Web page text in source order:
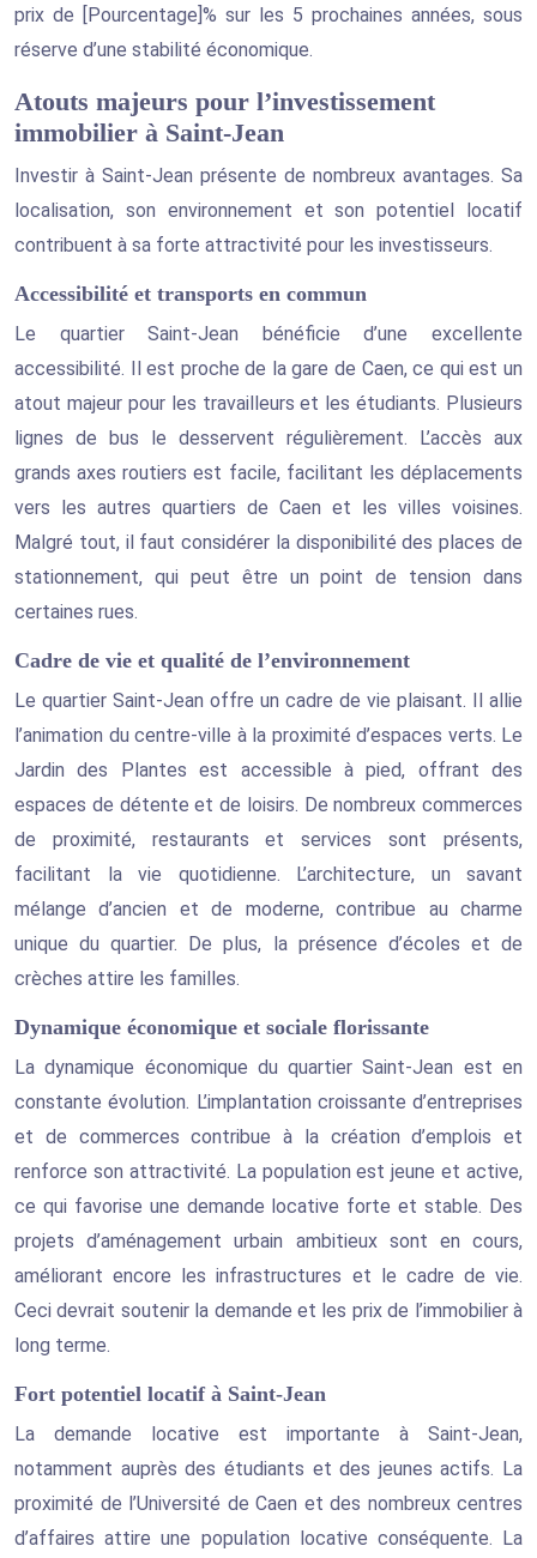
prix de [Pourcentage]% sur les 5 prochaines années, sous
réserve d’une stabilité économique.
Atouts majeurs pour l’investissement
immobilier à Saint-Jean
Investir à Saint-Jean présente de nombreux avantages. Sa
localisation, son environnement et son potentiel locatif
contribuent à sa forte attractivité pour les investisseurs.
Accessibilité et transports en commun
Le quartier Saint-Jean bénéficie d’une excellente
accessibilité. Il est proche de la gare de Caen, ce qui est un
atout majeur pour les travailleurs et les étudiants. Plusieurs
lignes de bus le desservent régulièrement. L’accès aux
grands axes routiers est facile, facilitant les déplacements
vers les autres quartiers de Caen et les villes voisines.
Malgré tout, il faut considérer la disponibilité des places de
stationnement, qui peut être un point de tension dans
certaines rues.
Cadre de vie et qualité de l’environnement
Le quartier Saint-Jean offre un cadre de vie plaisant. Il allie
l’animation du centre-ville à la proximité d’espaces verts. Le
Jardin des Plantes est accessible à pied, offrant des
espaces de détente et de loisirs. De nombreux commerces
de proximité, restaurants et services sont présents,
facilitant la vie quotidienne. L’architecture, un savant
mélange d’ancien et de moderne, contribue au charme
unique du quartier. De plus, la présence d’écoles et de
crèches attire les familles.
Dynamique économique et sociale florissante
La dynamique économique du quartier Saint-Jean est en
constante évolution. L’implantation croissante d’entreprises
et de commerces contribue à la création d’emplois et
renforce son attractivité. La population est jeune et active,
ce qui favorise une demande locative forte et stable. Des
projets d’aménagement urbain ambitieux sont en cours,
améliorant encore les infrastructures et le cadre de vie.
Ceci devrait soutenir la demande et les prix de l’immobilier à
long terme.
Fort potentiel locatif à Saint-Jean
La demande locative est importante à Saint-Jean,
notamment auprès des étudiants et des jeunes actifs. La
proximité de l’Université de Caen et des nombreux centres
d’affaires attire une population locative conséquente. La